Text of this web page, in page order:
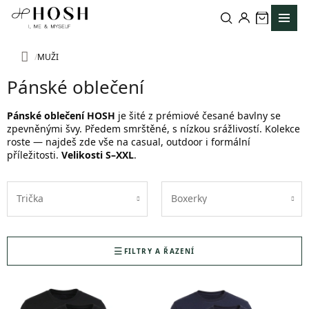
Přejít
Domů
MUŽI
Pánské oblečení
Pánské oblečení HOSH je šité z prémiové česané bavlny se
zpevněnými švy. Předem smrštěné, s nízkou srážlivostí. Kolekce
roste — najdeš zde vše na casual, outdoor i formální
příležitosti. Velikosti S–XXL.
Trička Boxerky
FILTRY A ŘAZENÍ
V